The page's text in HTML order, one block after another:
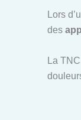
Lors
des
La